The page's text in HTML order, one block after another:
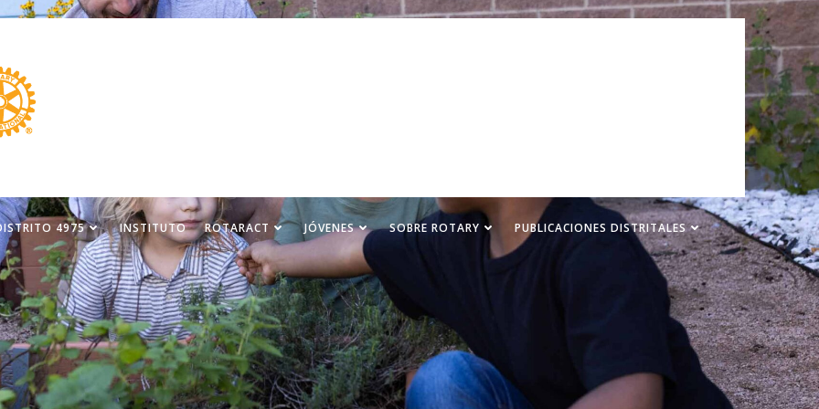
4975 INSTITUTO ROTARACT JÓVENES SOBRE ROTARY PUBLICACIONES DISTRITALES